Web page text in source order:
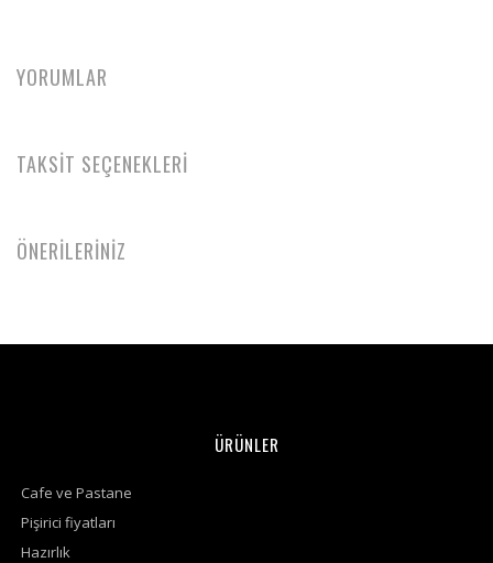
YORUMLAR
TAKSİT SEÇENEKLERİ
ÖNERİLERİNİZ
ÜRÜNLER
Cafe ve Pastane
Pişirici fiyatları
Hazırlık